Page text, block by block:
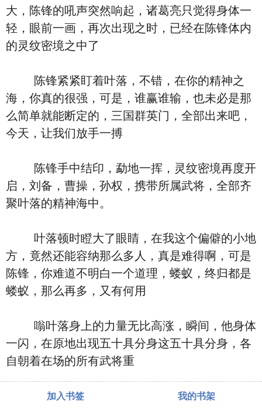
大，陈锋的吼声突然响起，诸葛亮只觉得身体一
轻，眼前一画，再次出现之时，已经在陈锋体内
的灵纹密境之中了
陈锋紧紧盯着叶落，不错，在你的精神之
海，你真的很强，可是，谁赢谁输，也未必是那
么简单就能断定的，三国群英门，全部出来吧，
今天，让我们放手一搏
陈锋手中结印，勐地一挥，灵纹密境再度开
启，刘备，曹操，孙权，携带所属武将，全部齐
聚叶落的精神海中。
叶落顿时瞪大了眼睛，在我这个偏僻的小地
方，竟然还能容纳那么多人，真是难得啊，可是
陈锋，你难道不明白一个道理，蝼蚁，终归都是
蝼蚁，那么再多，又有何用
嗡叶落身上的力量无比高涨，瞬间，他身体
一闪，在原地出现五十具分身这五十具分身，各
自朝着在场的所有武将重
加入书签 我的书架